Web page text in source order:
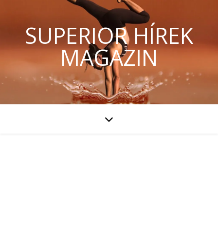
SUPERIOR HÍREK
MAGAZIN